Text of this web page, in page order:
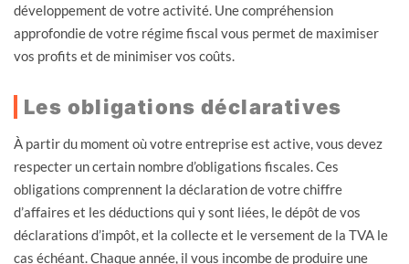
développement de votre activité. Une compréhension
approfondie de votre régime fiscal vous permet de maximiser
vos profits et de minimiser vos coûts.
Les obligations déclaratives
À partir du moment où votre entreprise est active, vous devez
respecter un certain nombre d’obligations fiscales. Ces
obligations comprennent la déclaration de votre chiffre
d’affaires et les déductions qui y sont liées, le dépôt de vos
déclarations d’impôt, et la collecte et le versement de la TVA le
cas échéant. Chaque année, il vous incombe de produire une